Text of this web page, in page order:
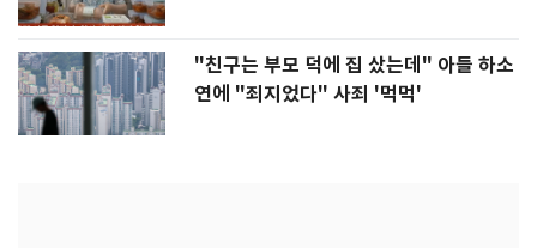
"친구는 부모 덕에 집 샀는데" 아들 하소
연에 "죄지었다" 사죄 '먹먹'